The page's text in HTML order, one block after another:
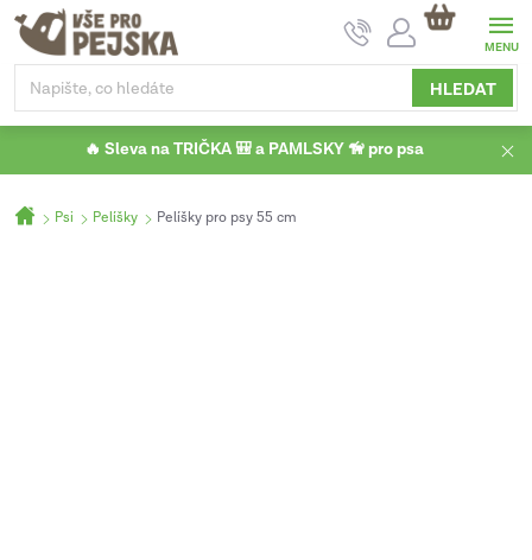
Přejít
obsah
HLEDAT
NÁKUPNÍ
KOŠÍK
🔥 Sleva na TRIČKA 🎒 a PAMLSKY 🦮 pro psa
Domů
Psi Pelíšky Pelíšky pro psy 55 cm